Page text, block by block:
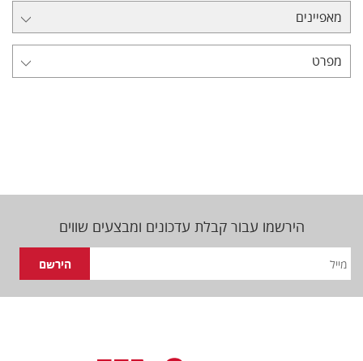
מאפיינים
מפרט
הירשמו עבור קבלת עדכונים ומבצעים שווים